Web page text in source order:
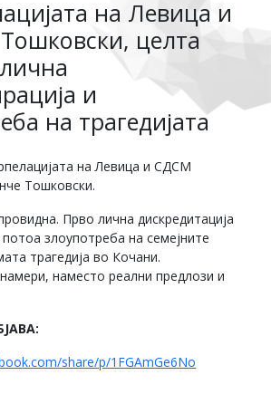
на Левица и
целта
и
на трагедијата
на Левица и СДСМ
Тошковски.
Прво лична дискредитација
злоупотреба на семејните
трагедија во Кочани.
наместо реални предлози и
share/p/1FGAmGe6No